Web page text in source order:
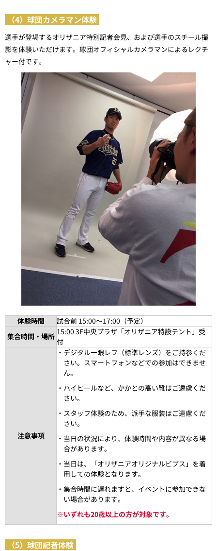
（4）球団カメラマン体験
選手が登場するオリザニア特別記者会見、および選手のスチール撮
影を体験いただけます。球団オフィシャルカメラマンによるレクチ
ャー付です。
体験時間
試合前 15:00～17:00（予定）
集合時間・場所 15:00 3F中央プラザ「オリザニア特設テント」受
付
注意事項
・デジタル一眼レフ（標準レンズ）をご持参くだ
さい。スマートフォンなどでの参加はできませ
ん。
・ハイヒールなど、かかとの高い靴はご遠慮くだ
さい。
・スタッフ体験のため、派手な服装はご遠慮くだ
さい。
・当日の状況により、体験時間や内容が異なる場
合があります。
・当日は、「オリザニアオリジナルビブス」を着
用しての体験となります。
・集合時間に遅れますと、イベントに参加できな
い場合があります。
※いずれも20歳以上の方が対象です。
（5）球団記者体験